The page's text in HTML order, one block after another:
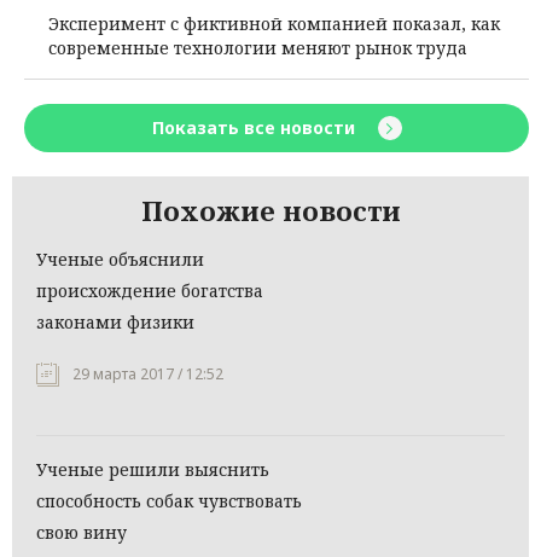
Эксперимент с фиктивной компанией показал, как
современные технологии меняют рынок труда
Показать все новости
Похожие новости
Ученые объяснили
происхождение богатства
законами физики
29 марта 2017 / 12:52
Ученые решили выяснить
способность собак чувствовать
свою вину